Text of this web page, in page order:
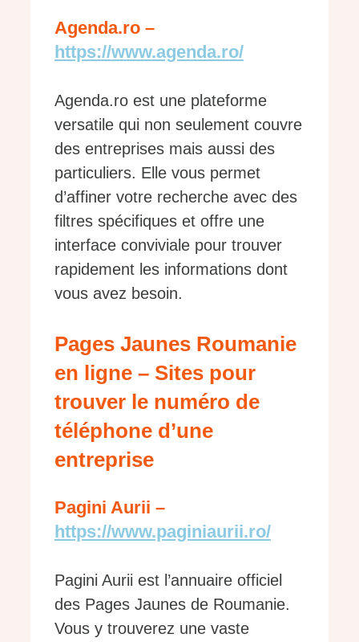
Agenda.ro –
https://www.agenda.ro/
Agenda.ro est une plateforme
versatile qui non seulement couvre
des entreprises mais aussi des
particuliers. Elle vous permet
d’affiner votre recherche avec des
filtres spécifiques et offre une
interface conviviale pour trouver
rapidement les informations dont
vous avez besoin.
Pages Jaunes Roumanie
en ligne – Sites pour
trouver le numéro de
téléphone d’une
entreprise
Pagini Aurii –
https://www.paginiaurii.ro/
Pagini Aurii est l’annuaire officiel
des Pages Jaunes de Roumanie.
Vous y trouverez une vaste